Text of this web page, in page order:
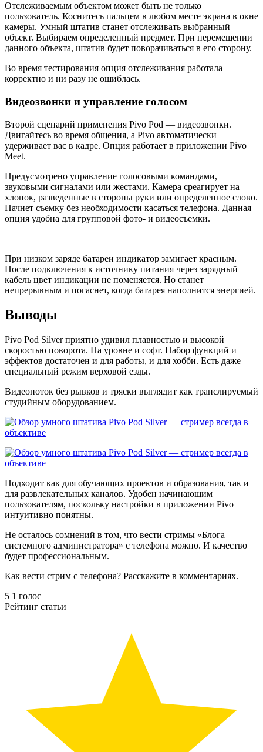
Отслеживаемым объектом может быть не только
пользователь. Коснитесь пальцем в любом месте экрана в окне
камеры. Умный штатив станет отслеживать выбранный
объект. Выбираем определенный предмет. При перемещении
данного объекта, штатив будет поворачиваться в его сторону.
Во время тестирования опция отслеживания работала
корректно и ни разу не ошиблась.
Видеозвонки и управление голосом
Второй сценарий применения Pivo Pod — видеозвонки.
Двигайтесь во время общения, а Pivo автоматически
удерживает вас в кадре. Опция работает в приложении Pivo
Meet.
Предусмотрено управление голосовыми командами,
звуковыми сигналами или жестами. Камера среагирует на
хлопок, разведенные в стороны руки или определенное слово.
Начнет съемку без необходимости касаться телефона. Данная
опция удобна для групповой фото- и видеосъемки.
При низком заряде батареи индикатор замигает красным.
После подключения к источнику питания через зарядный
кабель цвет индикации не поменяется. Но станет
непрерывным и погаснет, когда батарея наполнится энергией.
Выводы
Pivo Pod Silver приятно удивил плавностью и высокой
скоростью поворота. На уровне и софт. Набор функций и
эффектов достаточен и для работы, и для хобби. Есть даже
специальный режим верховой езды.
Видеопоток без рывков и тряски выглядит как транслируемый
студийным оборудованием.
Подходит как для обучающих проектов и образования, так и
для развлекательных каналов. Удобен начинающим
пользователям, поскольку настройки в приложении Pivo
интуитивно понятны.
Не осталось сомнений в том, что вести стримы «Блога
системного администратора» с телефона можно. И качество
будет профессиональным.
Как вести стрим с телефона? Расскажите в комментариях.
5 1 голос
Рейтинг статьи